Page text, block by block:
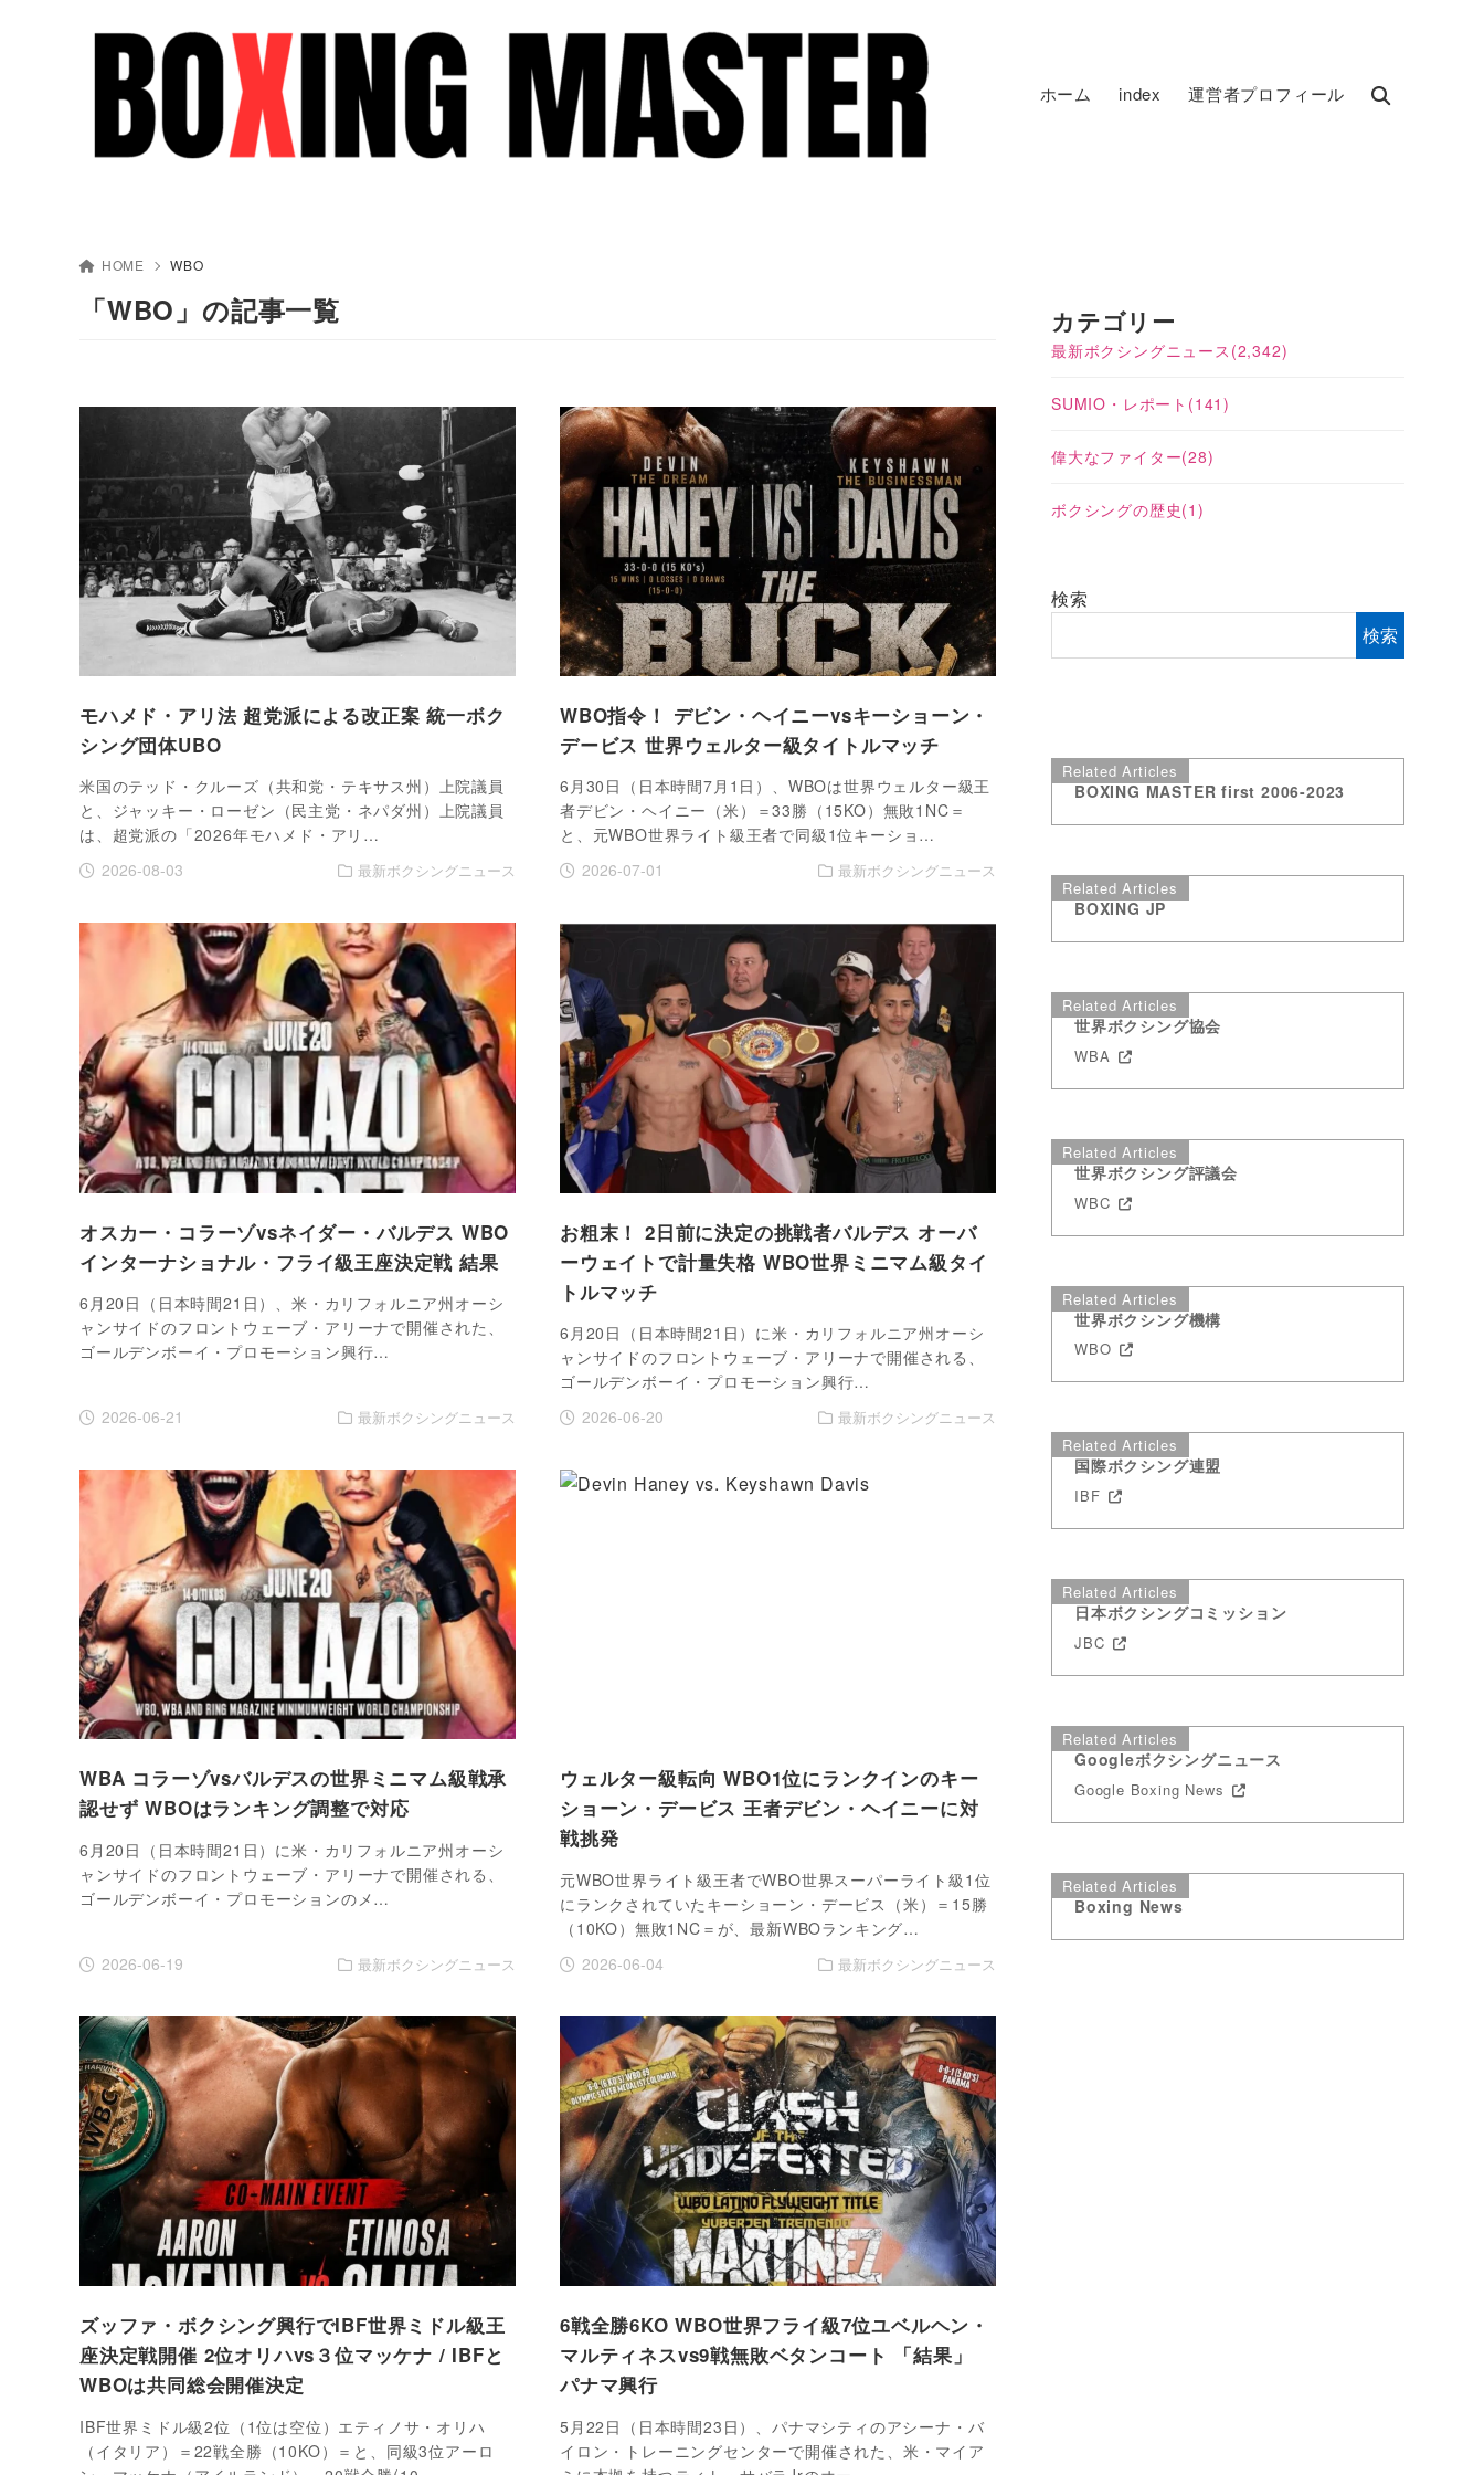
ホーム index 運営者プロフィール
HOME WBO
「WBO」の記事一覧
モハメド・アリ法 超党派による改正案 統一ボク
シング団体UBO
米国のテッド・クルーズ（共和党・テキサス州）上院議員
と、ジャッキー・ローゼン（民主党・ネパダ州）上院議員
は、超党派の「2026年モハメド・アリ…
2026-08-03
最新ボクシングニュース
WBO指令！ デビン・ヘイニーvsキーショーン・
デービス 世界ウェルター級タイトルマッチ
6月30日（日本時間7月1日）、WBOは世界ウェルター級王
者デビン・ヘイニー（米）＝33勝（15KO）無敗1NC＝
と、元WBO世界ライト級王者で同級1位キーショ…
2026-07-01
最新ボクシングニュース
オスカー・コラーゾvsネイダー・バルデス WBO
インターナショナル・フライ級王座決定戦 結果
6月20日（日本時間21日）、米・カリフォルニア州オーシ
ャンサイドのフロントウェーブ・アリーナで開催された、
ゴールデンボーイ・プロモーション興行…
2026-06-21 最新ボクシングニュース
お粗末！ 2日前に決定の挑戦者バルデス オーバ
ーウェイトで計量失格 WBO世界ミニマム級タイ
トルマッチ
6月20日（日本時間21日）に米・カリフォルニア州オーシ
ャンサイドのフロントウェーブ・アリーナで開催される、
ゴールデンボーイ・プロモーション興行…
2026-06-20
最新ボクシングニュース
WBA コラーゾvsバルデスの世界ミニマム級戦承
認せず WBOはランキング調整で対応
6月20日（日本時間21日）に米・カリフォルニア州オーシ
ャンサイドのフロントウェーブ・アリーナで開催される、
ゴールデンボーイ・プロモーションのメ…
2026-06-19 最新ボクシングニュース
ウェルター級転向 WBO1位にランクインのキー
ショーン・デービス 王者デビン・ヘイニーに対
戦挑発
元WBO世界ライト級王者でWBO世界スーパーライト級1位
にランクされていたキーショーン・デービス（米）＝15勝
（10KO）無敗1NC＝が、最新WBOランキング…
2026-06-04
最新ボクシングニュース
ズッファ・ボクシング興行でIBF世界ミドル級王
座決定戦開催 2位オリハvs３位マッケナ / IBFと
WBOは共同総会開催決定
IBF世界ミドル級2位（1位は空位）エティノサ・オリハ
（イタリア）＝22戦全勝（10KO）＝と、同級3位アーロ
6戦全勝6KO WBO世界フライ級7位ユベルヘン・
マルティネスvs9戦無敗ベタンコート 「結果」
パナマ興行
5月22日（日本時間23日）、パナマシティのアシーナ・バ
イロン・トレーニングセンターで開催された、米・マイア
カテゴリー
最新ボクシングニュース (2,342)
SUMIO・レポート (141)
偉大なファイター(28)
ボクシングの歴史(1)
検索
検索
Related Articles
BOXING MASTER first 2006-2023
Related Articles
BOXING JP
Related Articles
世界ボクシング協会
WBA
Related Articles
世界ボクシング評議会
WBC
Related Articles
世界ボクシング機構
WBO
Related Articles
国際ボクシング連盟
IBF
Related Articles
日本ボクシングコミッション
JBC
Related Articles
Googleボクシングニュース
Google Boxing News
Related Articles
Boxing News